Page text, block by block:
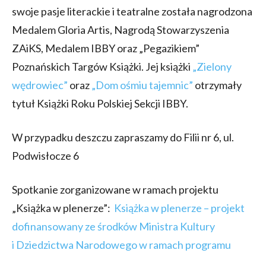
swoje pasje literackie i teatralne została nagrodzona
Medalem Gloria Artis, Nagrodą Stowarzyszenia
ZAiKS, Medalem IBBY oraz „Pegazikiem”
Poznańskich Targów Książki. Jej książki „Zielony
wędrowiec” oraz„Dom ośmiu tajemnic” otrzymały
tytuł Książki Roku Polskiej Sekcji IBBY.
W przypadku deszczu zapraszamy do Filii nr 6, ul.
Podwisłocze 6
Spotkanie zorganizowane w ramach projektu
„Książka w plenerze”: Książka w plenerze – projekt
dofinansowany ze środków Ministra Kultury
i Dziedzictwa Narodowego w ramach programu